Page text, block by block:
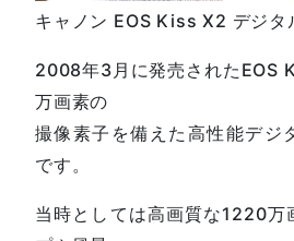
キャノン EOS Kiss X2 デジタ
2008年3月に発売されたEOS
万画素の
撮像素子を備えた高性能デジ
です。
当時としては高画質な1220万